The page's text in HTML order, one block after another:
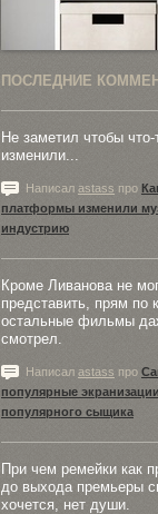
ПОСЛЕДНИЕ
Не заметил чтобы что-
изменили...
Написал astass про
платформы изменили
индустрию
Кроме Ливанова не
представить, прям по
остальные фильмы
смотрел.
Написал astass про
популярные
популярного сыщика
При чем ремейки как
до выхода премьеры
хочется, нет души.